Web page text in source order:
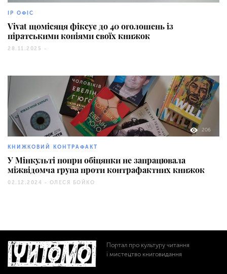
IP ОФІС
Vivat щомісяця фіксує до 40 оголошень із
піратськими копіями своїх книжок
28.11.2025 -
206
КНИЖКОВИЙ КОНТРАФАКТ
У Мінкульті попри обіцянки не запрацювала
міжвідомча група проти контрафактних книжок
02.12.2024 - ОЛЕСЯ БОЙКО
Портал про культуру читання
і мистецтво книговидання